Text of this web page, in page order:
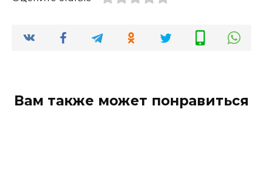
Вам также может понравиться